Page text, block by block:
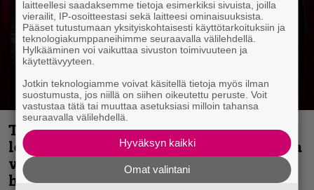
Thrash ’n’ roll -yhtye Madred ryydittää
levyjulkaisua keikkareissulla kuvatulla
videolla – ”Oltiin pakussa kusihädässä
helvetin väsyneenä…”
laitteellesi saadaksemme tietoja esimerkiksi sivuista, joilla
vierailit, IP-osoitteestasi sekä laitteesi ominaisuuksista.
Pääset tutustumaan yksityiskohtaisesti käyttötarkoituksiin ja
teknologiakumppaneihimme seuraavalla välilehdellä.
Hylkääminen voi vaikuttaa sivuston toimivuuteen ja
käytettävyyteen.
Jotkin teknologiamme voivat käsitellä tietoja myös ilman
suostumusta, jos niillä on siihen oikeutettu peruste. Voit
vastustaa tätä tai muuttaa asetuksiasi milloin tahansa
seuraavalla välilehdellä.
Hyväksyn kaikki
Omat valintani